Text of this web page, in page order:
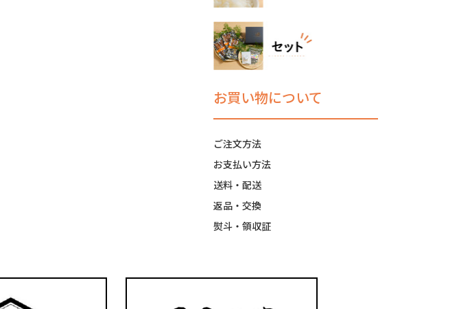
お買い物について
ご注文方法
お支払い方法
送料・配送
返品・交換
熨斗・領収証